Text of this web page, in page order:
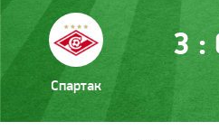
3 :
Спартак